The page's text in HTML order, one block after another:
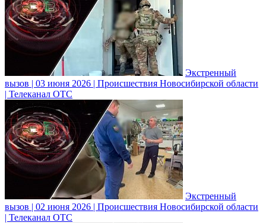
Экстренный
вызов | 03 июня 2026 | Происшествия Новосибирской области
| Телеканал ОТС
Экстренный
вызов | 02 июня 2026 | Происшествия Новосибирской области
| Телеканал ОТС